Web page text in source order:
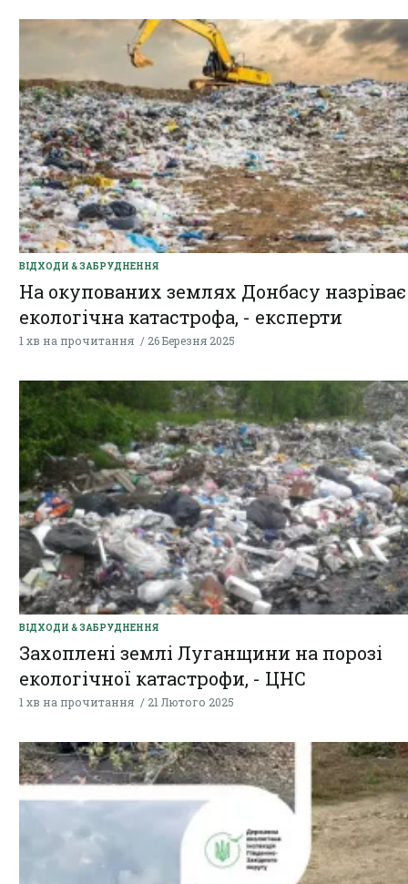
ВІДХОДИ & ЗАБРУДНЕННЯ
На окупованих землях Донбасу назріває
екологічна катастрофа, - експерти
1 хв на прочитання 26 Березня 2025
ВІДХОДИ & ЗАБРУДНЕННЯ
Захоплені землі Луганщини на порозі
екологічної катастрофи, - ЦНС
1 хв на прочитання 21 Лютого 2025